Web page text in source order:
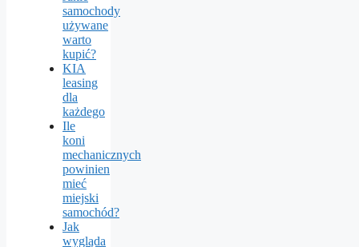
samochody
używane
warto
kupić?
KIA
leasing
dla
każdego
Ile
koni
mechanicznych
powinien
mieć
miejski
samochód?
Jak
wygląda